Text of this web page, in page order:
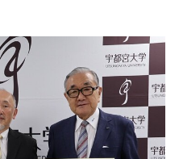
集案内
償（学研災）
いて